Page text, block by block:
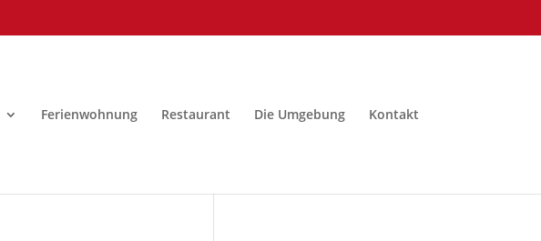
Ferienwohnung Restaurant Die Umgebung Kontakt